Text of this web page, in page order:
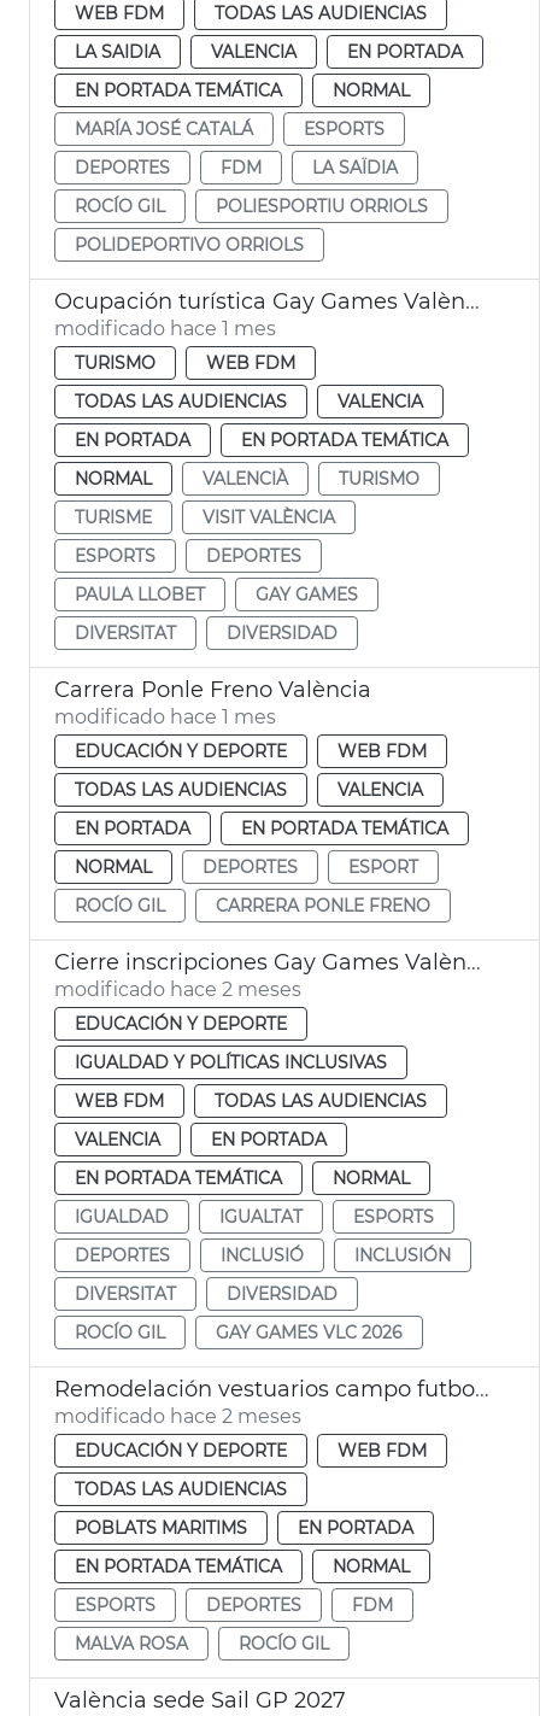
WEB FDM
TODAS LAS AUDIENCIAS
LA SAIDIA
VALENCIA
EN PORTADA
EN PORTADA TEMÁTICA
NORMAL
MARÍA JOSÉ CATALÁ
ESPORTS
DEPORTES
FDM
LA SAÏDIA
ROCÍO GIL
POLIESPORTIU ORRIOLS
POLIDEPORTIVO ORRIOLS
Ocupación turística Gay Games València 2026
modificado hace 1 mes
TURISMO
WEB FDM
TODAS LAS AUDIENCIAS
VALENCIA
EN PORTADA
EN PORTADA TEMÁTICA
NORMAL
VALENCIÀ
TURISMO
TURISME
VISIT VALÈNCIA
ESPORTS
DEPORTES
PAULA LLOBET
GAY GAMES
DIVERSITAT
DIVERSIDAD
Carrera Ponle Freno València
modificado hace 1 mes
EDUCACIÓN Y DEPORTE
WEB FDM
TODAS LAS AUDIENCIAS
VALENCIA
EN PORTADA
EN PORTADA TEMÁTICA
NORMAL
DEPORTES
ESPORT
ROCÍO GIL
CARRERA PONLE FRENO
Cierre inscripciones Gay Games València 2026
modificado hace 2 meses
EDUCACIÓN Y DEPORTE
IGUALDAD Y POLÍTICAS INCLUSIVAS
WEB FDM
TODAS LAS AUDIENCIAS
VALENCIA
EN PORTADA
EN PORTADA TEMÁTICA
NORMAL
IGUALDAD
IGUALTAT
ESPORTS
DEPORTES
INCLUSIÓ
INCLUSIÓN
DIVERSITAT
DIVERSIDAD
ROCÍO GIL
GAY GAMES VLC 2026
Remodelación vestuarios campo futbol la Malva-rosa València
modificado hace 2 meses
EDUCACIÓN Y DEPORTE
WEB FDM
TODAS LAS AUDIENCIAS
POBLATS MARITIMS
EN PORTADA
EN PORTADA TEMÁTICA
NORMAL
ESPORTS
DEPORTES
FDM
MALVA ROSA
ROCÍO GIL
València sede Sail GP 2027